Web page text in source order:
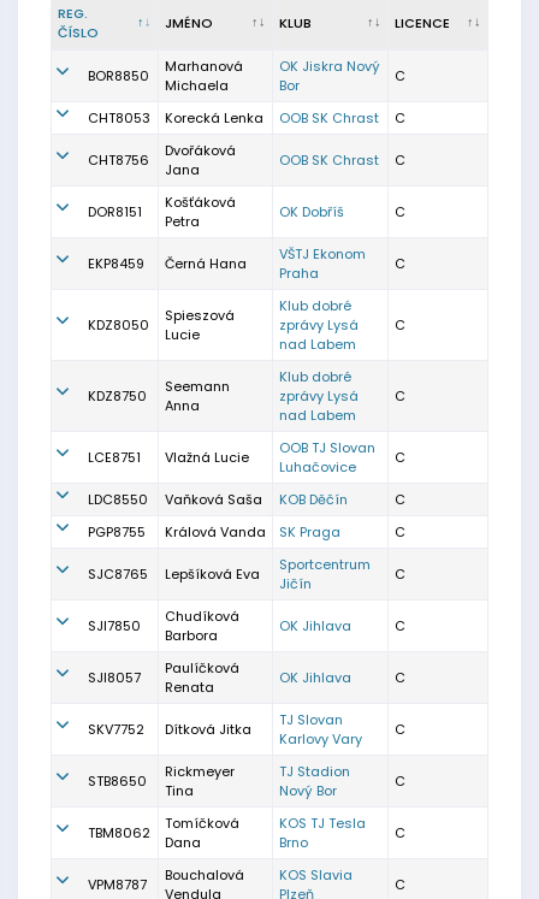
REG.
ČÍSLO
JMÉNO KLUB LICENCE
BOR8850
Marhanová
Michaela
OK Jiskra Nový
Bor
C
CHT8053 Korecká Lenka OOB SK Chrast C
CHT8756
Dvořáková
Jana
OOB SK Chrast C
DOR8151
Košťáková
Petra
OK Dobříš C
EKP8459 Černá Hana
VŠTJ Ekonom
Praha
C
KDZ8050
Spieszová
Lucie
Klub dobré
zprávy Lysá
nad Labem
C
KDZ8750
Seemann
Anna
Klub dobré
zprávy Lysá
nad Labem
C
LCE8751 Vlažná Lucie
OOB TJ Slovan
Luhačovice
C
LDC8550 Vaňková Saša KOB Děčín
C
PGP8755
Králová Vanda SK Praga C
SJC8765 Lepšíková Eva
Sportcentrum
Jičín
C
SJI7850
Chudíková
Barbora
OK Jihlava C
SJI8057
Paulíčková
Renata
OK Jihlava C
SKV7752 Dítková Jitka
TJ Slovan
Karlovy Vary
C
STB8650
Rickmeyer
Tina
TJ Stadion
Nový Bor
C
TBM8062
Tomíčková
Dana
KOS TJ Tesla
Brno
C
VPM8787
Bouchalová
Vendula
KOS Slavia
Plzeň
C